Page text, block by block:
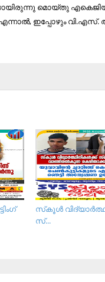
മൊ​​യ്തു
എ​​ന്നാ​​ൽ, ഇ​​പ്പോ​​ഴും
സ്‌കൂള്‍
സ്...